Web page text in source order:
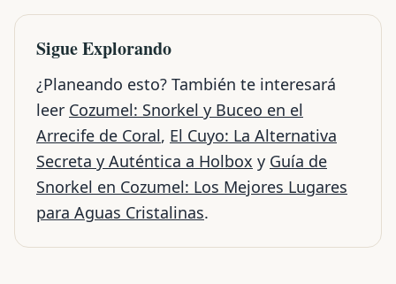
Sigue Explorando
¿Planeando esto? También te interesará
leer Cozumel: Snorkel y Buceo en el
Arrecife de Coral, El Cuyo: La Alternativa
Secreta y Auténtica a Holbox y Guía de
Snorkel en Cozumel: Los Mejores Lugares
para Aguas Cristalinas.